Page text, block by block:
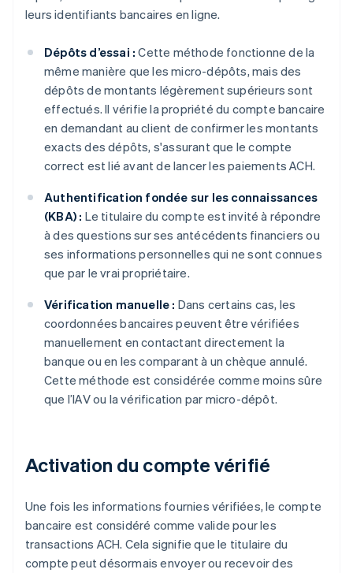
leurs identifiants bancaires en ligne.
Dépôts d’essai : Cette méthode fonctionne de la
même manière que les micro-dépôts, mais des
dépôts de montants légèrement supérieurs sont
effectués. Il vérifie la propriété du compte bancaire
en demandant au client de confirmer les montants
exacts des dépôts, s'assurant que le compte
correct est lié avant de lancer les paiements ACH.
Authentification fondée sur les connaissances
(KBA) : Le titulaire du compte est invité à répondre
à des questions sur ses antécédents financiers ou
ses informations personnelles qui ne sont connues
que par le vrai propriétaire.
Vérification manuelle : Dans certains cas, les
coordonnées bancaires peuvent être vérifiées
manuellement en contactant directement la
banque ou en les comparant à un chèque annulé.
Cette méthode est considérée comme moins sûre
que l’IAV ou la vérification par micro-dépôt.
Activation du compte vérifié
Une fois les informations fournies vérifiées, le compte
bancaire est considéré comme valide pour les
transactions ACH. Cela signifie que le titulaire du
compte peut désormais envoyer ou recevoir des